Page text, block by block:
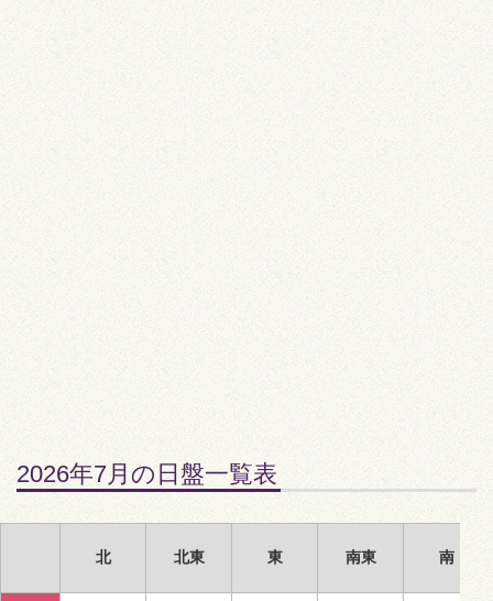
2026年7月の日盤一覧表
北 北東 東 南東 南